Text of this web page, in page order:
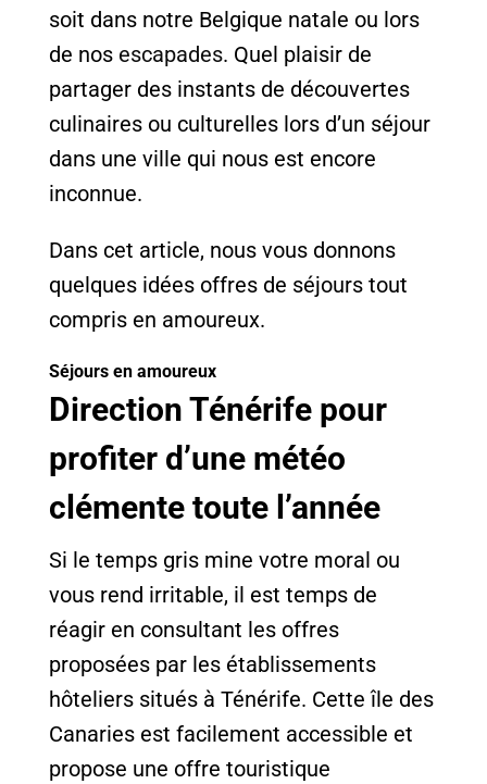
soit dans notre Belgique natale ou lors
de nos escapades. Quel plaisir de
partager des instants de découvertes
culinaires ou culturelles lors d’un séjour
dans une ville qui nous est encore
inconnue.
Dans cet article, nous vous donnons
quelques idées offres de séjours tout
compris en amoureux.
Séjours en amoureux
Direction Ténérife pour
profiter d’une météo
clémente toute l’année
Si le temps gris mine votre moral ou
vous rend irritable, il est temps de
réagir en consultant les offres
proposées par les établissements
hôteliers situés à Ténérife. Cette île des
Canaries est facilement accessible et
propose une offre touristique